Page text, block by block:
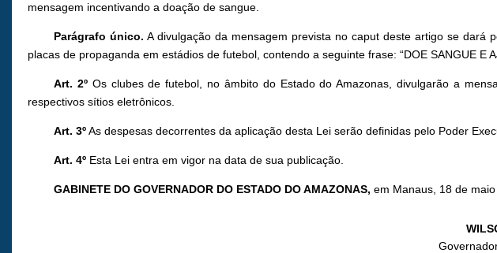
mensagem incentivando a doação de sangue.
Parágrafo único. A divulgação da mensagem prevista no caput deste artigo se dará
placas de propaganda em estádios de futebol, contendo a seguinte frase: “DOE SANGUE E
Art. 2ºOs clubes de futebol, no âmbito do Estado do Amazonas, divulgarão a
respectivos sítios eletrônicos.
Art. 3ºAs despesas decorrentes da aplicação desta Lei serão definidas pelo Poder
Art. 4º Esta Lei entra em vigor na data de sua publicação.
GABINETE DO GOVERNADOR DO ESTADO DO AMAZONAS,em Manaus, 18 de